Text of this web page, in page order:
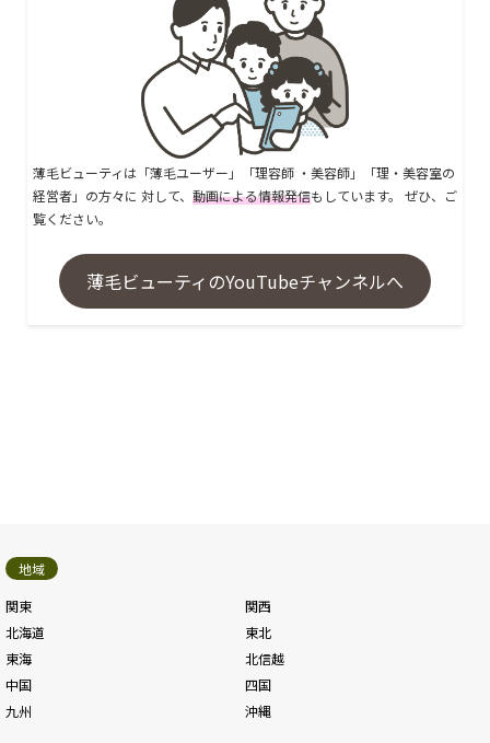
薄毛ビューティは「薄毛ユーザー」「理容師 ・美容師」「理・美容室の
経営者」の方々に 対して、 動画による情報発信もしています。 ぜひ、ご
覧ください。
薄毛ビューティのYouTubeチャンネルへ
地域
関東
関西
北海道
東北
東海
北信越
中国
四国
九州
沖縄